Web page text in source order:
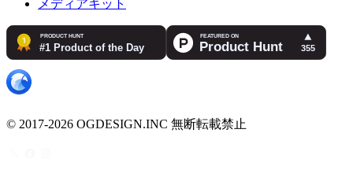
メディアキット
© 2017-2026 OGDESIGN.INC 無断転載禁止